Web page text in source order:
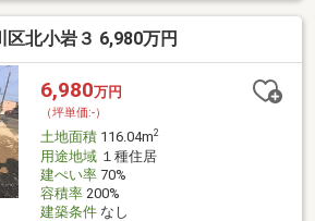
。【注目ポイント】3駅3路線の都心まで
非、現地のご見学・建物のイメージのご
。当社ハウスプラザ金町店Google口コミ
ります。ご不明点などは気軽にお問い合
区北小岩３ 6,980万円
6,980万円
（坪単価:-）
土地面積116.04m2
用途地域１種住居
建ぺい率70%
容積率200%
建築条件なし